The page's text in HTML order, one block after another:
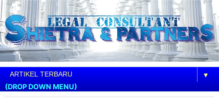
▼
(DROP DOWN MENU)